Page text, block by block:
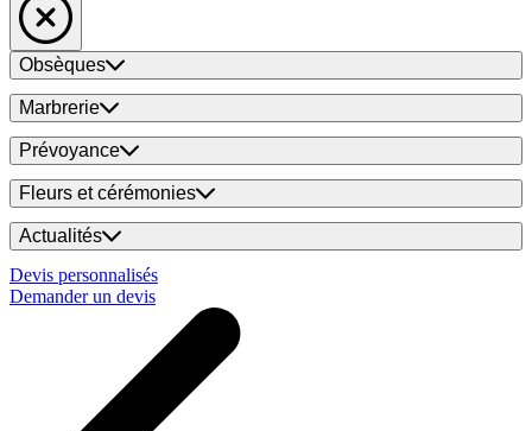
Obsèques
Marbrerie
Prévoyance
Fleurs et cérémonies
Actualités
Devis personnalisés
Demander un devis